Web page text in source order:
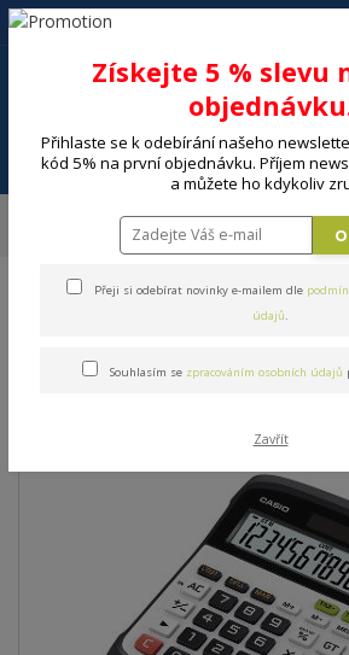
+420 602 494 600
320 MT WATERPROOF
Kalkulačka CASIO
MT WATERPROOF
Získejte 5 % slevu
Přihlaste se k odebírání našeho
kód 5% na první objednávku. Příjem
a můžete ho kdykoliv
Přeji si odebírat novinky e-mailem dle
údajů.
Souhlasím se zpracováním osobních údajů
Zavřít